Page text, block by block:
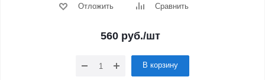
Отложить Сравнить
560 руб./шт
В корзину